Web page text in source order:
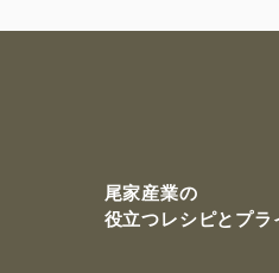
尾家産業の
役立つレシピと プラ